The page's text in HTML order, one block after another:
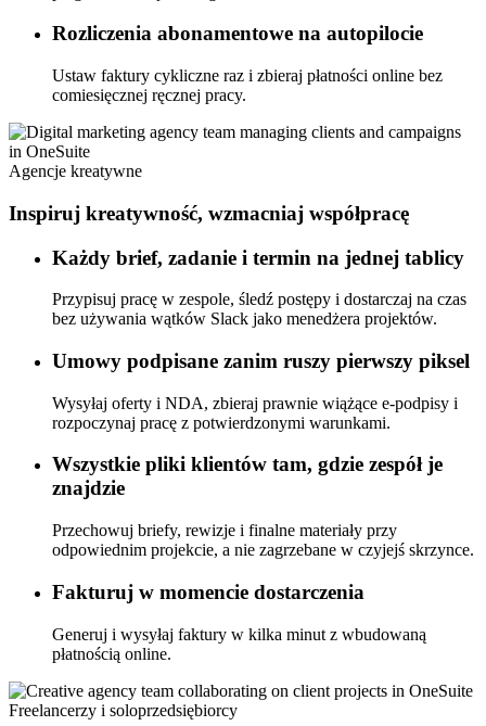
Rozliczenia abonamentowe na autopilocie
Ustaw faktury cykliczne raz i zbieraj płatności online bez
comiesięcznej ręcznej pracy.
Agencje kreatywne
Inspiruj kreatywność, wzmacniaj współpracę
Każdy brief, zadanie i termin na jednej tablicy
Przypisuj pracę w zespole, śledź postępy i dostarczaj na czas
bez używania wątków Slack jako menedżera projektów.
Umowy podpisane zanim ruszy pierwszy piksel
Wysyłaj oferty i NDA, zbieraj prawnie wiążące e-podpisy i
rozpoczynaj pracę z potwierdzonymi warunkami.
Wszystkie pliki klientów tam, gdzie zespół je
znajdzie
Przechowuj briefy, rewizje i finalne materiały przy
odpowiednim projekcie, a nie zagrzebane w czyjejś skrzynce.
Fakturuj w momencie dostarczenia
Generuj i wysyłaj faktury w kilka minut z wbudowaną
płatnością online.
Freelancerzy i soloprzedsiębiorcy